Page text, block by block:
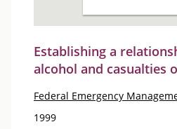
Establishing a
alcohol and casualties
Federal Emergency
1999